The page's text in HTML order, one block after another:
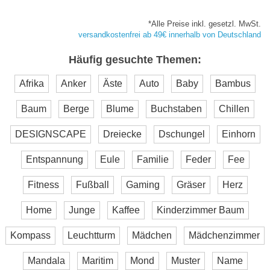
*Alle Preise inkl. gesetzl. MwSt.
versandkostenfrei ab 49€ innerhalb von Deutschland
Häufig gesuchte Themen:
Afrika Anker Äste Auto Baby Bambus
Baum Berge Blume Buchstaben Chillen
DESIGNSCAPE Dreiecke Dschungel Einhorn
Entspannung Eule Familie Feder Fee
Fitness Fußball Gaming Gräser Herz
Home Junge Kaffee Kinderzimmer Baum
Kompass Leuchtturm Mädchen Mädchenzimmer
Mandala Maritim Mond Muster Name